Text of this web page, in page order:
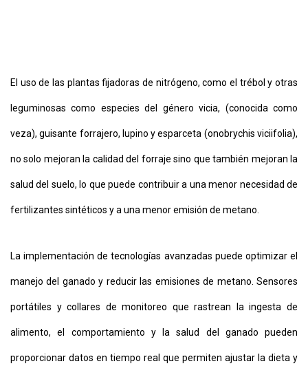
El uso de las plantas fijadoras de nitrógeno, como el trébol y otras
leguminosas como especies del género vicia, (conocida como
veza), guisante forrajero, lupino y esparceta (onobrychis viciifolia),
no solo mejoran la calidad del forraje sino que también mejoran la
salud del suelo, lo que puede contribuir a una menor necesidad de
fertilizantes sintéticos y a una menor emisión de metano.
La implementación de tecnologías avanzadas puede optimizar el
manejo del ganado y reducir las emisiones de metano. Sensores
portátiles y collares de monitoreo que rastrean la ingesta de
alimento, el comportamiento y la salud del ganado pueden
proporcionar datos en tiempo real que permiten ajustar la dieta y